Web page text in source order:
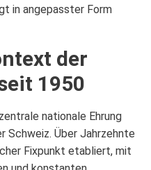
in angepasster Form
der
1950
nationale Ehrung
Schweiz. Über Jahrzehnte
Fixpunkt etabliert, mit